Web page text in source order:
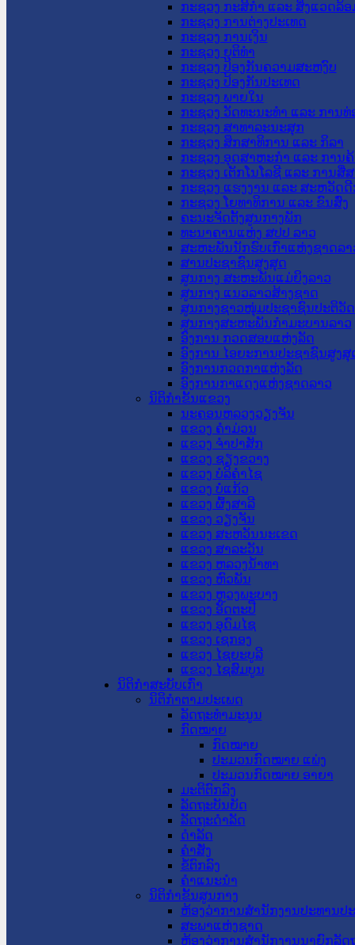
ກະຊວງ ກະສິກຳ ແລະ ສິ່ງແວດລ້ອ
ກະຊວງ ການຕ່າງປະເທດ
ກະຊວງ ການເງິນ
ກະຊວງ ຍຸຕິທໍາ
ກະຊວງ ປ້ອງກັນຄວາມສະຫງົບ
ກະຊວງ ປ້ອງກັນປະເທດ
ກະຊວງ ພາຍໃນ
ກະຊວງ ວັດທະນະທຳ ແລະ ການທ່
ກະຊວງ ສາທາລະນະສຸກ
ກະຊວງ ສຶກສາທິການ ແລະ ກິລາ
ກະຊວງ ອຸດສາຫະກຳ ແລະ ການຄ້
ກະຊວງ ເຕັກໂນໂລຊີ ແລະ ການສື່
ກະຊວງ ແຮງງານ ແລະ ສະຫວັດ
ກະຊວງ ໂຍທາທິການ ແລະ ຂົນສົ່ງ
ຄະນະຈັດຕັ້ງສູນກາງພັກ
ທະນາຄານແຫ່ງ ສປປ ລາວ
ສະຫະພັນນັກຮົບເກົ່າແຫ່ງຊາດລາ
ສານປະຊາຊົນສູງສຸດ
ສູນກາງ ສະຫະພັນແມ່ຍິງລາວ
ສູນກາງ ແນວລາວສ້າງຊາດ
ສູນກາງຊາວໜຸ່ມປະຊາຊົນປະຕິວັ
ສູນກາງສະຫະພັນກຳມະບານລາວ
ອົງການ ກວດສອບແຫ່ງລັດ
ອົງການ ໄອຍະການປະຊາຊົນສູງສຸ
ອົງການກວດກາແຫ່ງລັດ
ອົງການກາແດງແຫ່ງຊາດລາວ
ນິຕິກໍາຂັ້ນແຂວງ
ນະ​ຄອນ​ຫລວງວຽງຈັນ
ແຂວງ ຄໍາມ່ວນ
ແຂວງ ຈໍາປາສັກ
ແຂວງ ຊຽງຂວາງ
ແຂວງ ບໍລິຄໍາໄຊ
ແຂວງ ບໍ່ແກ້ວ
ແຂວງ ຜົ້ງສາລີ
ແຂວງ ວຽງຈັນ
ແຂວງ ສະຫວັນນະເຂດ
ແຂວງ ສາລະວັນ
ແຂວງ ຫລວງນໍ້າທາ
ແຂວງ ຫົວພັນ
ແຂວງ ຫຼວງພະບາງ
ແຂວງ ອັດຕະປື
ແຂວງ ອຸດົມໄຊ
ແຂວງ ເຊກອງ
ແຂວງ ໄຊຍະບູລີ
ແຂວງ ໄຊສົມບູນ
ນິຕິກໍາສະບັບເກົ່າ
ນິຕິກຳຕາມປະເພດ
ລັດຖະທໍາມະນູນ
ກົດໝາຍ
ກົດໝາຍ
ປະມວນກົດໝາຍ ແພ່ງ
ປະມວນກົດໝາຍ ອາຍາ
ມະຕິຕົກລົງ
ລັດຖະບັນຍັດ
ລັດຖະດໍາລັດ
ດໍາລັດ
ຄໍາສັ່ງ
ຂໍ້ຕົກລົງ
ຄໍາແນະນໍາ
ນິຕິກໍາຂັ້ນສູນກາງ
ຫ້ອງວ່າການສໍານັກງານປະທານປ
ສະພາແຫ່ງຊາດ
ຫ້ອງວ່າການສຳນັກງານນາຍົກລັດ